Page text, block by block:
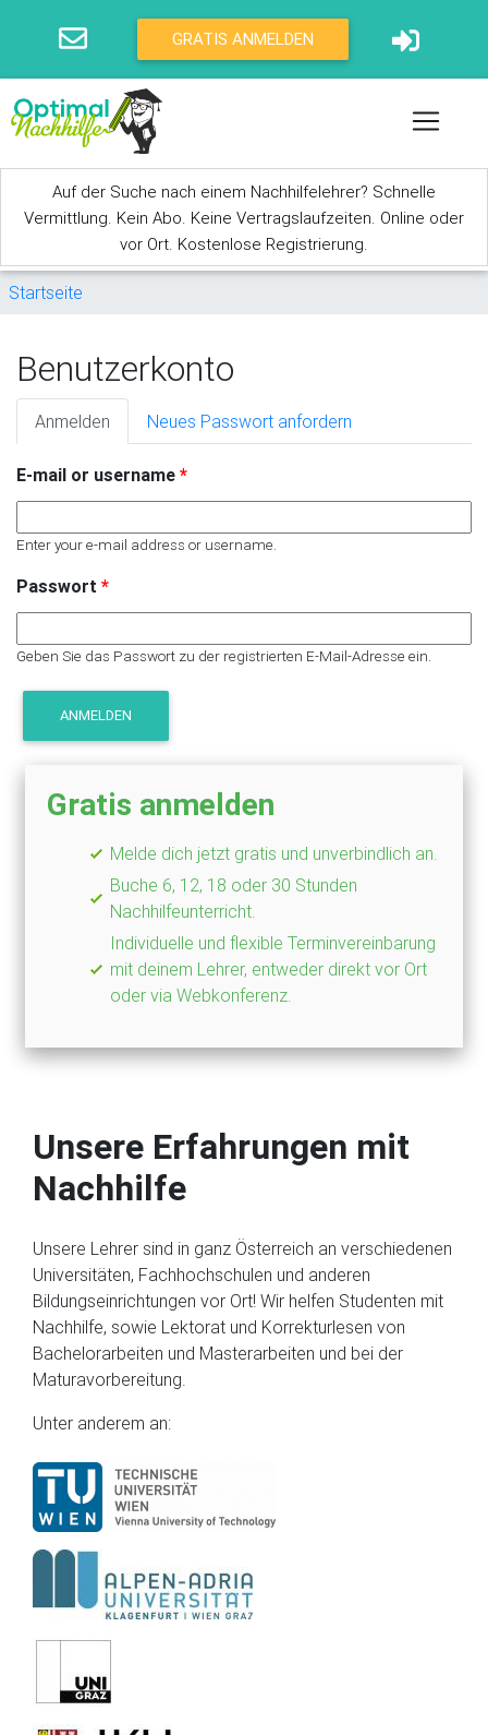
GRATIS ANMELDEN
Auf der Suche nach einem Nachhilfelehrer? Schnelle
Vermittlung. Kein Abo. Keine Vertragslaufzeiten. Online oder
vor Ort. Kostenlose Registrierung.
Sie sind hier
Startseite
Benutzerkonto
Anmelden (aktiver Reiter)
Neues Passwort anfordern
E-mail or username *
Enter your e-mail address or username.
Passwort *
Geben Sie das Passwort zu der registrierten E-Mail-Adresse ein.
Gratis anmelden
Melde dich jetzt gratis und unverbindlich an.
Buche 6, 12, 18 oder 30 Stunden
Nachhilfeunterricht.
Individuelle und flexible Terminvereinbarung
mit deinem Lehrer, entweder direkt vor Ort
oder via Webkonferenz.
Unsere Erfahrungen mit
Nachhilfe
Unsere Lehrer sind in ganz Österreich an verschiedenen
Universitäten, Fachhochschulen und anderen
Bildungseinrichtungen vor Ort! Wir helfen Studenten mit
Nachhilfe, sowie Lektorat und Korrekturlesen von
Bachelorarbeiten und Masterarbeiten und bei der
Maturavorbereitung.
Unter anderem an: